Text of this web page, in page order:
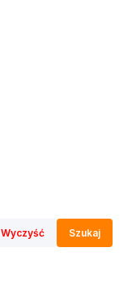
Wyczyść Szukaj